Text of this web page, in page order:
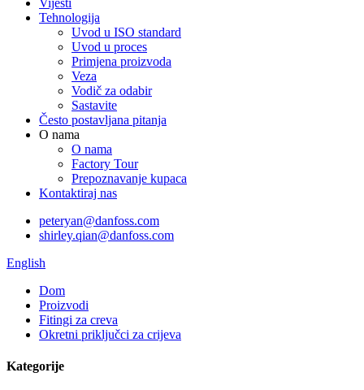
Vijesti
Tehnologija
Uvod u ISO standard
Uvod u proces
Primjena proizvoda
Veza
Vodič za odabir
Sastavite
Često postavljana pitanja
O nama
O nama
Factory Tour
Prepoznavanje kupaca
Kontaktiraj nas
peteryan@danfoss.com
shirley.qian@danfoss.com
English
Dom
Proizvodi
Fitingi za creva
Okretni priključci za crijeva
Kategorije